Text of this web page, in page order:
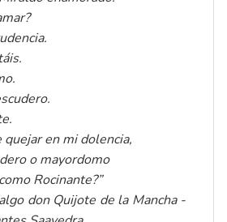
quejar en mi dolencia,
o mayordomo
Rocinante?”
don Quijote de la Mancha -